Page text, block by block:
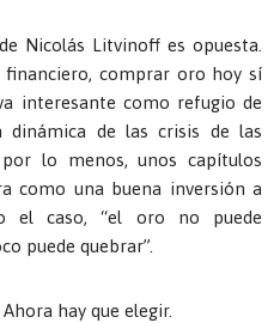
Nicolás Litvinoff es opuesta.
financiero, comprar oro hoy sí
interesante como refugio de
dinámica de las crisis de las
lo menos, unos capítulos
como una buena inversión a
el caso, “el oro no puede
puede quebrar”.
hay que elegir.